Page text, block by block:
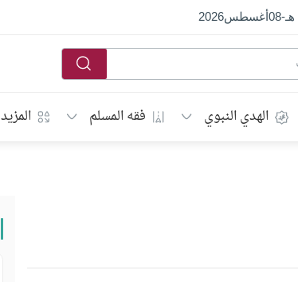
-
08أغسطس2026
الهدي النبوي فقه المسلم المزيد